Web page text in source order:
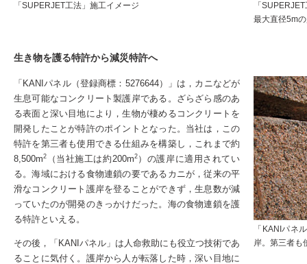
「SUPERJET工法」施工イメージ
「
最大直径5m
生き物を護る特許から減災特許へ
「KANIパネル（登録商標：5276644）」は，カニなどが
生息可能なコンクリート製護岸である。ざらざら感のあ
る表面と深い目地により，生物が棲めるコンクリートを
開発したことが特許のポイントとなった。当社は，この
特許を第三者も使用できる仕組みを構築し，これまで約
8,500m2 （当社施工は約200m2）の護岸に適用されてい
る。海域における食物連鎖の要であるカニが，従来の平
滑なコンクリート護岸を登ることができず，生息数が減
っていたのが開発のきっかけだった。海の食物連鎖を護
る特許といえる。
その後，「KANIパネル」は人命救助にも役立つ技術であ
ることに気付く。護岸から人が転落した時，深い目地に
「KANIパネ
岸。第三者も